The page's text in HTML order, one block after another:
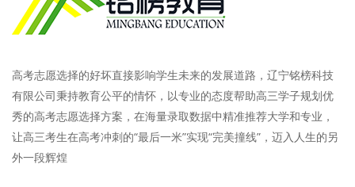
高考志愿选择的好坏直接影响学生未来的发展道路，辽宁铭榜科技
有限公司秉持教育公平的情怀，以专业的态度帮助高三学子规划优
秀的高考志愿选择方案，在海量录取数据中精准推荐大学和专业，
让高三考生在高考冲刺的“最后一米”实现“完美撞线”，迈入人生的另
外一段辉煌